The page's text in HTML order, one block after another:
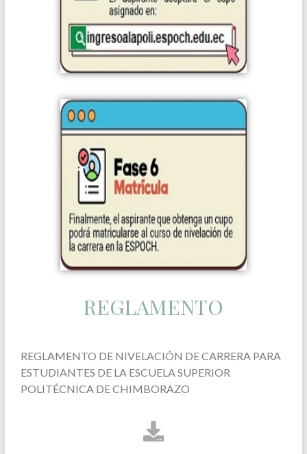
REGLAMENTO
REGLAMENTO DE NIVELACIÓN DE CARRERA PARA
ESTUDIANTES DE LA ESCUELA SUPERIOR
POLITÉCNICA DE CHIMBORAZO